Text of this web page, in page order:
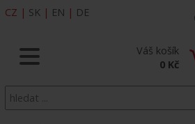
CZ | SK | EN | DE
Váš košík
0 Kč